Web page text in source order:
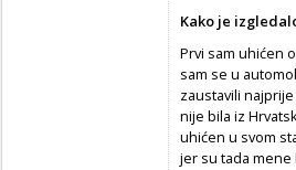
Kako je
Prvi sam uhićen
sam se u
zaustavili
nije bila iz
uhićen u svom
jer su tada mene